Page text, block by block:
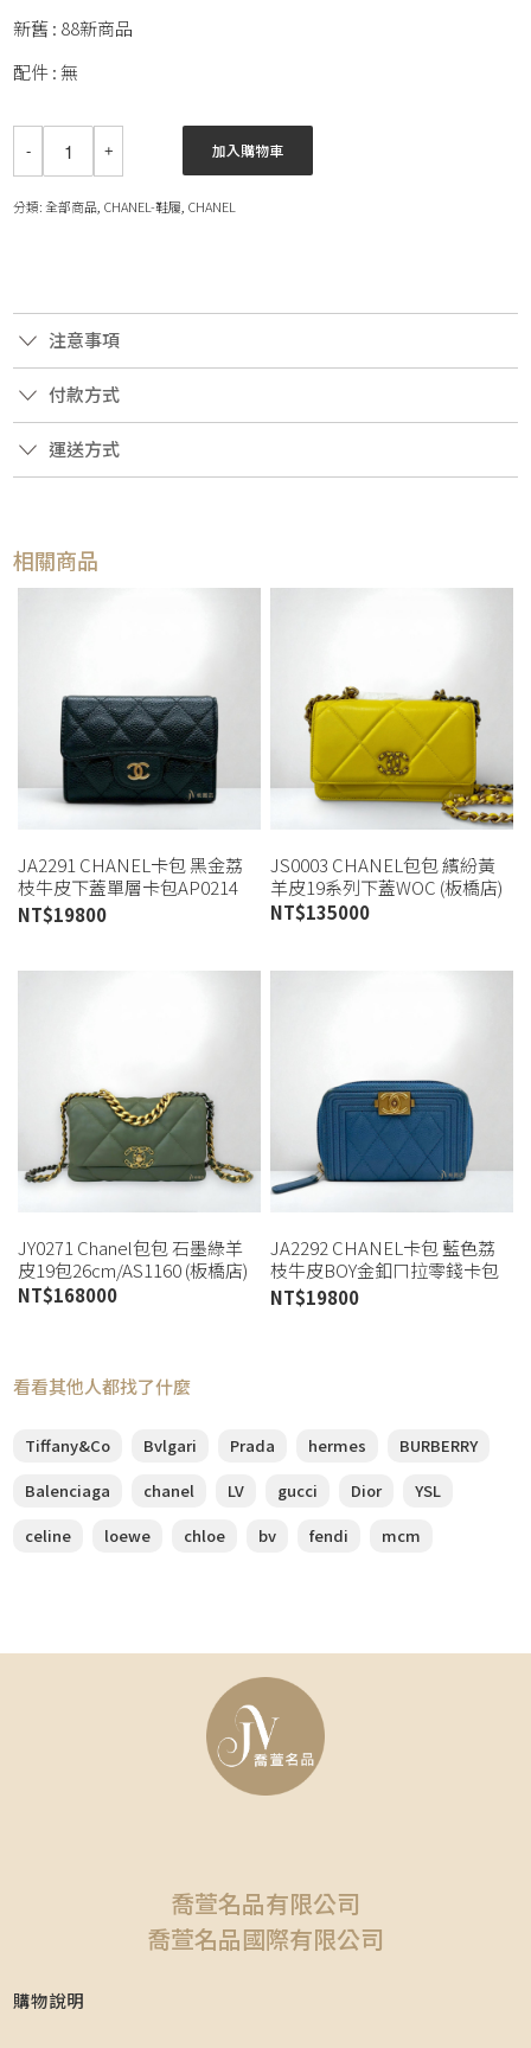
新舊 : 88新商品
配件 : 無
加入購物車
分類:全部商品 CHANEL-鞋履 CHANEL
注意事項
付款方式
運送方式
相關商品
JA2291 CHANEL卡包 黑金荔
枝牛皮下蓋單層卡包AP0214
(桃園店)
NT$19800
JS0003 CHANEL包包 繽紛黃
羊皮19系列下蓋WOC (板橋店)
NT$135000
JY0271 Chanel包包 石墨綠羊
皮19包26cm/AS1160 (板橋店)
NT$168000
JA2292 CHANEL卡包 藍色荔
枝牛皮BOY金釦ㄇ拉零錢卡包
(桃園店)
NT$19800
看看其他人都找了什麼
Tiffany&Co Bvlgari Prada hermes
BURBERRY
Balenciaga
chanel LV gucci Dior
YSL
celine
loewe chloe bv fendi mcm
喬萱名品有限公司
喬萱名品國際有限公司
購物說明